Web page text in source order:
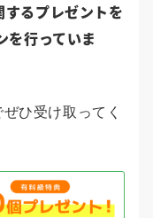
るプレゼントを
を行っていま
ひ受け取ってく